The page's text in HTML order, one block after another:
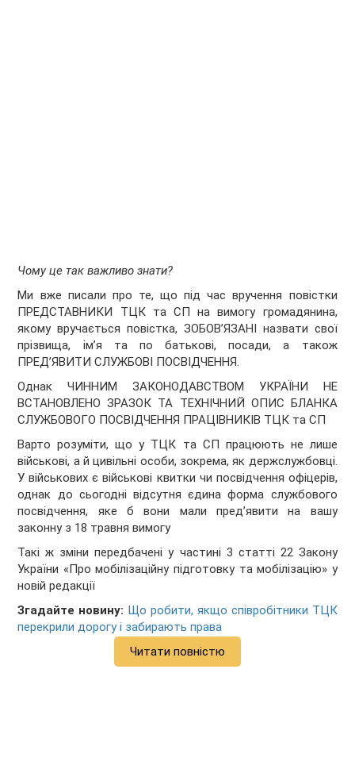
Чому це так важливо знати?
Ми вже писали про те, що під час вручення повістки
ПРЕДСТАВНИКИ ТЦК та СП на вимогу громадянина,
якому вручається повістка, ЗОБОВ’ЯЗАНІ назвати свої
прізвища, ім’я та по батькові, посади, а також
ПРЕД’ЯВИТИ СЛУЖБОВІ ПОСВІДЧЕННЯ.
Однак ЧИННИМ ЗАКОНОДАВСТВОМ УКРАЇНИ НЕ
ВСТАНОВЛЕНО ЗРАЗОК ТА ТЕХНІЧНИЙ ОПИС БЛАНКА
СЛУЖБОВОГО ПОСВІДЧЕННЯ ПРАЦІВНИКІВ ТЦК та СП
Варто розуміти, що у ТЦК та СП працюють не лише
військові, а й цивільні особи, зокрема, як держслужбовці.
У військових є військові квитки чи посвідчення офіцерів,
однак до сьогодні відсутня єдина форма службового
посвідчення, яке б вони мали пред’явити на вашу
законну з 18 травня вимогу
Такі ж зміни передбачені у частині 3 статті 22 Закону
України «Про мобілізаційну підготовку та мобілізацію» у
новій редакції
Згадайте новину: Що робити, якщо співробітники ТЦК
перекрили дорогу і забирають права
Читати повністю